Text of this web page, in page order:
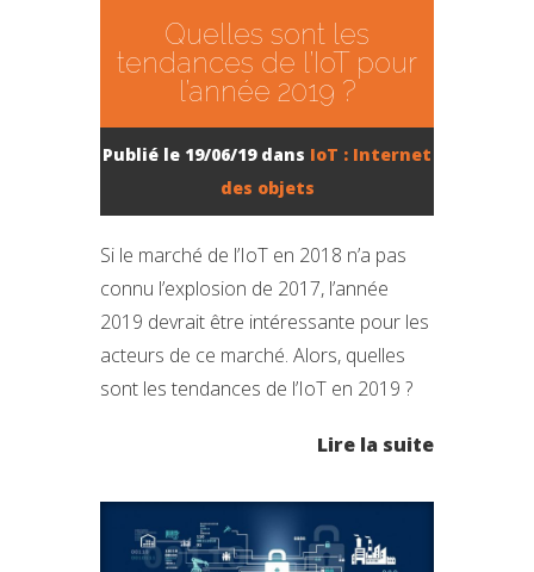
Quelles sont les
tendances de l’IoT pour
l’année 2019 ?
Publié le 19/06/19 dans IoT : Internet
des objets
Si le marché de l’IoT en 2018 n’a pas
connu l’explosion de 2017, l’année
2019 devrait être intéressante pour les
acteurs de ce marché. Alors, quelles
sont les tendances de l’IoT en 2019 ?
Lire la suite